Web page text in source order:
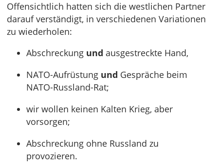
Offensichtlich hatten sich die westlichen Partner
darauf verständigt, in verschiedenen Variationen
zu wiederholen:
Abschreckung und ausgestreckte Hand,
NATO-Aufrüstung und Gespräche beim
NATO-Russland-Rat;
wir wollen keinen Kalten Krieg, aber
vorsorgen;
Abschreckung ohne Russland zu
provozieren.